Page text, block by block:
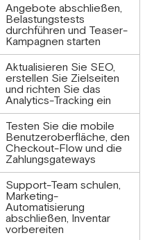
Angebote abschließen,
Belastungstests
durchführen und Teaser-
Kampagnen starten
Aktualisieren Sie SEO,
erstellen Sie Zielseiten
und richten Sie das
Analytics-Tracking ein
Testen Sie die mobile
Benutzeroberfläche, den
Checkout-Flow und die
Zahlungsgateways
Support-Team schulen,
Marketing-
Automatisierung
abschließen, Inventar
vorbereiten